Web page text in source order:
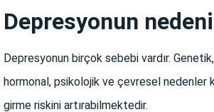
Depresyonun
Depresyonun birçok sebebi vardır.
hormonal, psikolojik ve çevresel nedenler
girme riskini artırabilmektedir.